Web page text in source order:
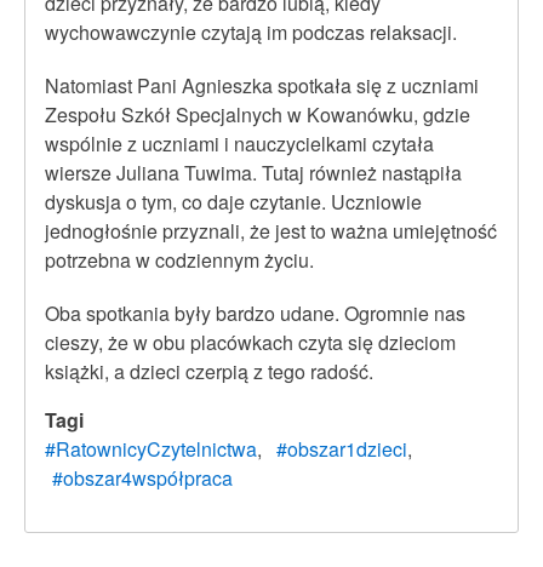
wychowawczynie czytają im podczas relaksacji.
Natomiast Pani Agnieszka spotkała się z uczniami
Zespołu Szkół Specjalnych w Kowanówku, gdzie
wspólnie z uczniami i nauczycielkami czytała
wiersze Juliana Tuwima. Tutaj również nastąpiła
dyskusja o tym, co daje czytanie. Uczniowie
jednogłośnie przyznali, że jest to ważna umiejętność
potrzebna w codziennym życiu.
Oba spotkania były bardzo udane. Ogromnie nas
cieszy, że w obu placówkach czyta się dzieciom
książki, a dzieci czerpią z tego radość.
Tagi
#RatownicyCzytelnictwa
#obszar1dzieci
#obszar4współpraca